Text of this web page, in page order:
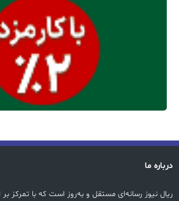
درباره ما
ریال نیوز رسانه‌ای مستقل و به‌روز است که با تمرکز بر